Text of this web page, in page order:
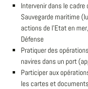
Intervenir dans le
Sauvegarde maritime
actions de l'Etat en
Défense
Pratiquer des
navires dans un port
Participer aux
les cartes et